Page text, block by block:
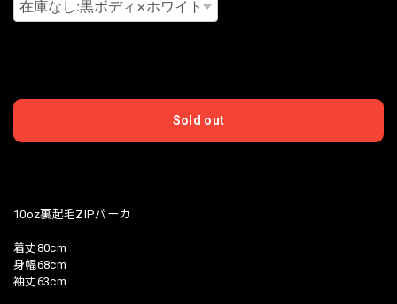
Sold out
10oz裏起毛ZIPパーカ
着丈80cm
身幅68cm
袖丈63cm